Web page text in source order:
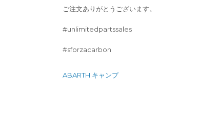
ご注文ありがとうございます。
#unlimitedpartssales
#sforzacarbon
投
ABARTH キャンプ